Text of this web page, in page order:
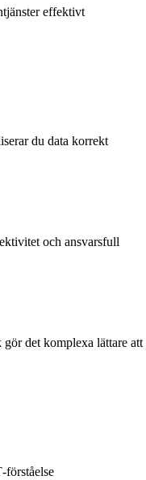
effektivt
du data korrekt
och ansvarsfull
det komplexa lättare att